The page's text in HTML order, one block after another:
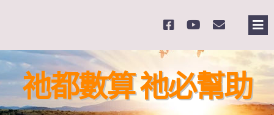
content
祂都數算 祂必幫助